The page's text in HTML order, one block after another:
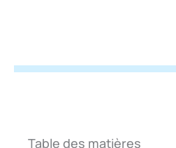
Table des matières